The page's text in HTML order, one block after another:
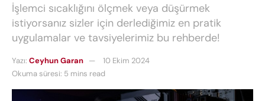
İşlemci sıcaklığını ölçmek veya düşürmek
istiyorsanız sizler için derlediğimiz en pratik
uygulamalar ve tavsiyelerimiz bu rehberde!
Yazı: Ceyhun Garan
10 Ekim 2024
Okuma süresi: 5 mins read